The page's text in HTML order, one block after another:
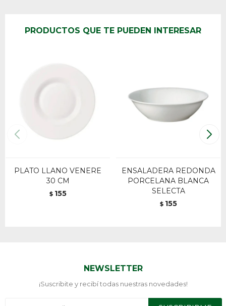
PRODUCTOS QUE TE PUEDEN INTERESAR
PLATO LLANO VENERE
30 CM
$ 155
ENSALADERA REDONDA
PORCELANA BLANCA
SELECTA
$ 155
NEWSLETTER
¡Suscribite y recibí todas nuestras novedades!